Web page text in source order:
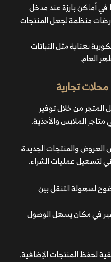
من خلال توفير مقاعد
والأحذية.
والمنتجات الجديدة،
لتسهيل عمليات الشراء.
لسهولة التنقل بين الأقسام.
من السرقة، احرص على
الدخان.
في أماكن بارزة عند مدخل
منظمة لجعل المنتجات
بعناية مثل النباتات
العام.
تجارية
المتجر من خلال توفير
متاجر الملابس والأحذية.
والمنتجات الجديدة،
لتسهيل عمليات الشراء.
لسهولة التنقل بين
في مكان يسهل الوصول
لحفظ المنتجات الإضافية.